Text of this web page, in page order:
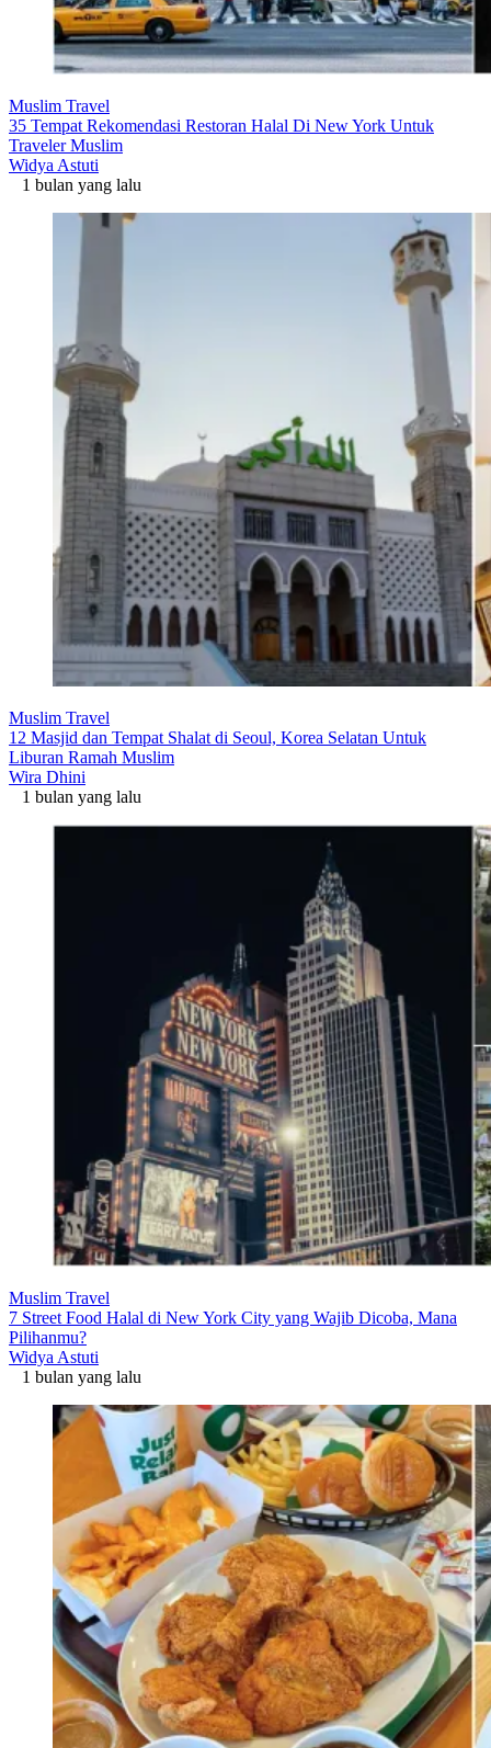
Muslim Travel
35 Tempat Rekomendasi Restoran Halal Di New York Untuk
Traveler Muslim
Widya Astuti
1 bulan yang lalu
Muslim Travel
12 Masjid dan Tempat Shalat di Seoul, Korea Selatan Untuk
Liburan Ramah Muslim
Wira Dhini
1 bulan yang lalu
Muslim Travel
7 Street Food Halal di New York City yang Wajib Dicoba, Mana
Pilihanmu?
Widya Astuti
1 bulan yang lalu